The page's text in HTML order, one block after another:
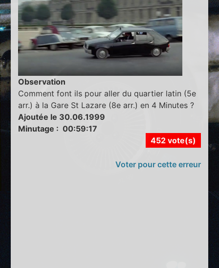
Observation
Comment font ils pour aller du quartier latin (5e
arr.) à la Gare St Lazare (8e arr.) en 4 Minutes ?
Ajoutée le 30.06.1999
Minutage : 00:59:17
452 vote(s)
Voter pour cette erreur